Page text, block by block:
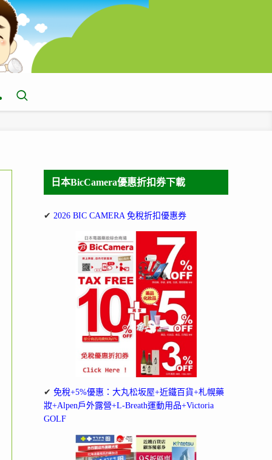
日本BicCamera優惠折扣券下載
✔ 2026 BIC CAMERA 免稅折扣優惠券
✔ 免稅+5%優惠：大丸松坂屋+近鐵百貨+札幌藥
妝+Alpen戶外露營+L-Breath運動用品+Victoria
GOLF